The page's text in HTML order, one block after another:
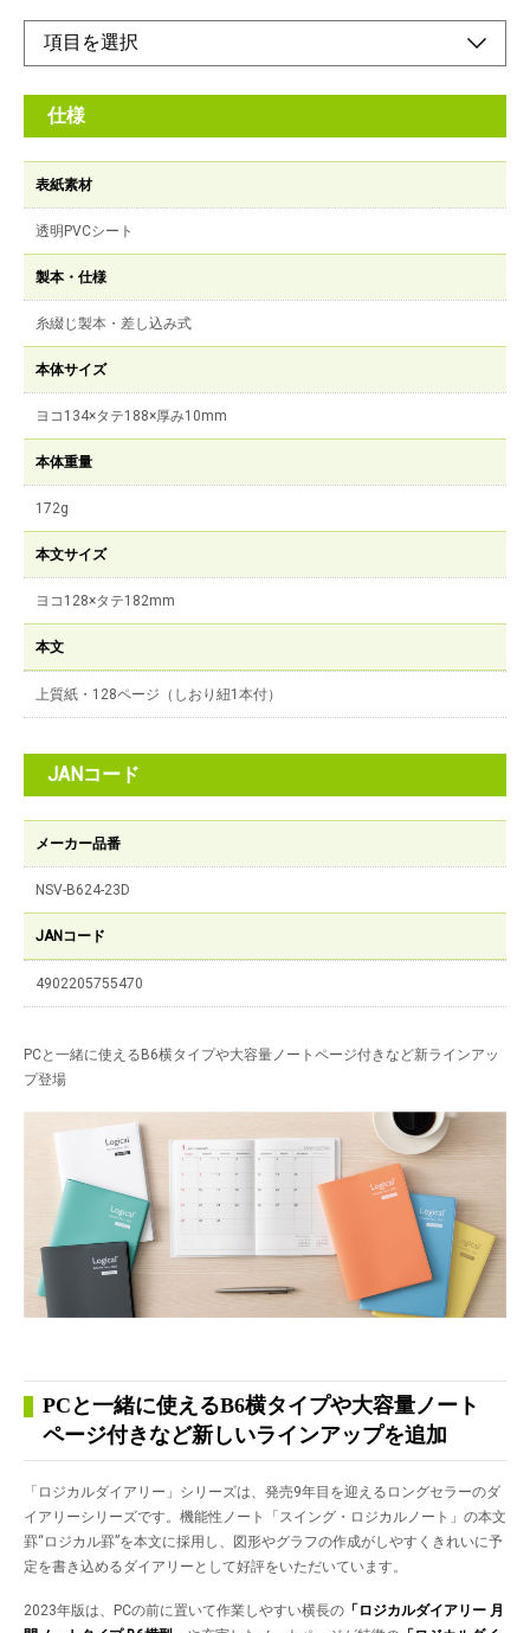
仕様
表紙素材
透明PVCシート
製本・仕様
糸綴じ製本・差し込み式
本体サイズ
ヨコ134×タテ188×厚み10mm
本体重量
172g
本文サイズ
ヨコ128×タテ182mm
本文
上質紙・128ページ（しおり紐1本付）
JANコード
メーカー品番
NSV-B624-23D
JANコード
4902205755470
PCと一緒に使えるB6横タイプや大容量ノートページ付きなど新ラインアッ
プ登場
PCと一緒に使えるB6横タイプや大容量ノート
ページ付きなど新しいラインアップを追加
「ロジカルダイアリー」シリーズは、発売9年目を迎えるロングセラーのダ
イアリーシリーズです。機能性ノート「スイング・ロジカルノート」の本文
罫“ロジカル罫”を本文に採用し、図形やグラフの作成がしやすくきれいに予
定を書き込めるダイアリーとして好評をいただいています。
2023年版は、PCの前に置いて作業しやすい横長の 「ロジカルダイアリー 月